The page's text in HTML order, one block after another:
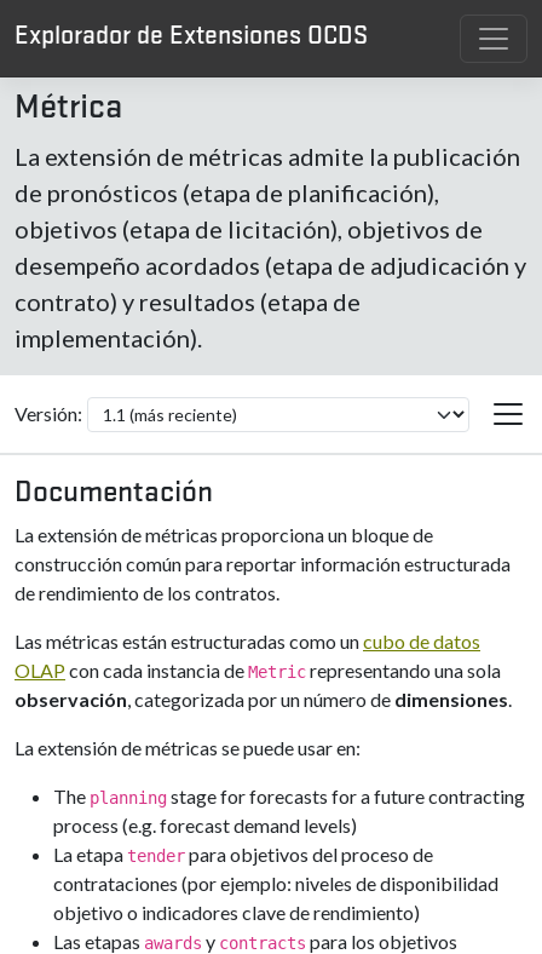
Explorador de Extensiones OCDS
Métrica
La extensión de métricas admite la publicación
de pronósticos (etapa de planificación),
objetivos (etapa de licitación), objetivos de
desempeño acordados (etapa de adjudicación y
contrato) y resultados (etapa de
implementación).
Versión:
Documentación
La extensión de métricas proporciona un bloque de
construcción común para reportar información estructurada
de rendimiento de los contratos.
Las métricas están estructuradas como uncubo de datos
OLAPcon cada instancia deMetricrepresentando una sola
observación, categorizada por un número de dimensiones.
La extensión de métricas se puede usar en:
The planningstage for forecasts for a future contracting
process (e.g. forecast demand levels)
La etapa tenderpara objetivos del proceso de
contrataciones (por ejemplo: niveles de disponibilidad
objetivo o indicadores clave de rendimiento)
Las etapas awards y contracts para los objetivos